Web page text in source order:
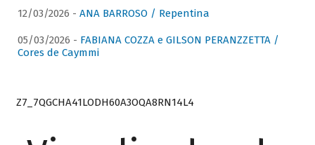
12/03/2026 - ANA BARROSO / Repentina
05/03/2026 - FABIANA COZZA e GILSON PERANZZETTA /
Cores de Caymmi
Z7_7QGCHA41LODH60A3OQA8RN14L4